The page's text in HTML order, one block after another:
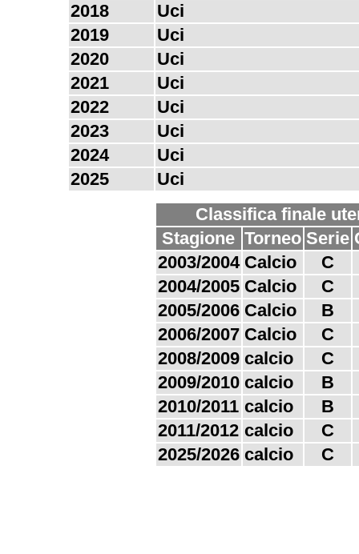
2018
Uci
2019
Uci
2020
Uci
2021
Uci
2022
Uci
2023
Uci
2024
Uci
2025
Uci
Classifica finale
Stagione Torneo Serie
2003/2004 Calcio
C
2004/2005 Calcio
C
2005/2006 Calcio
B
2006/2007 Calcio
C
2008/2009 calcio
C
2009/2010 calcio
B
2010/2011 calcio
B
2011/2012 calcio
C
2025/2026 calcio C